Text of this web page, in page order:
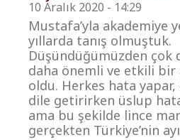
10 Aralık 2020 - 14:29
Mustafa’yla akademiye
yıllarda tanış olmuştuk.
Düşündüğümüzden çok
daha önemli ve etkili bir
oldu. Herkes hata
dile getirirken üslup
ama bu şekilde lince
gerçekten Türkiye’nin